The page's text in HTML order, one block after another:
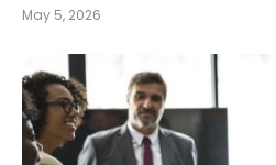
May 5, 2026